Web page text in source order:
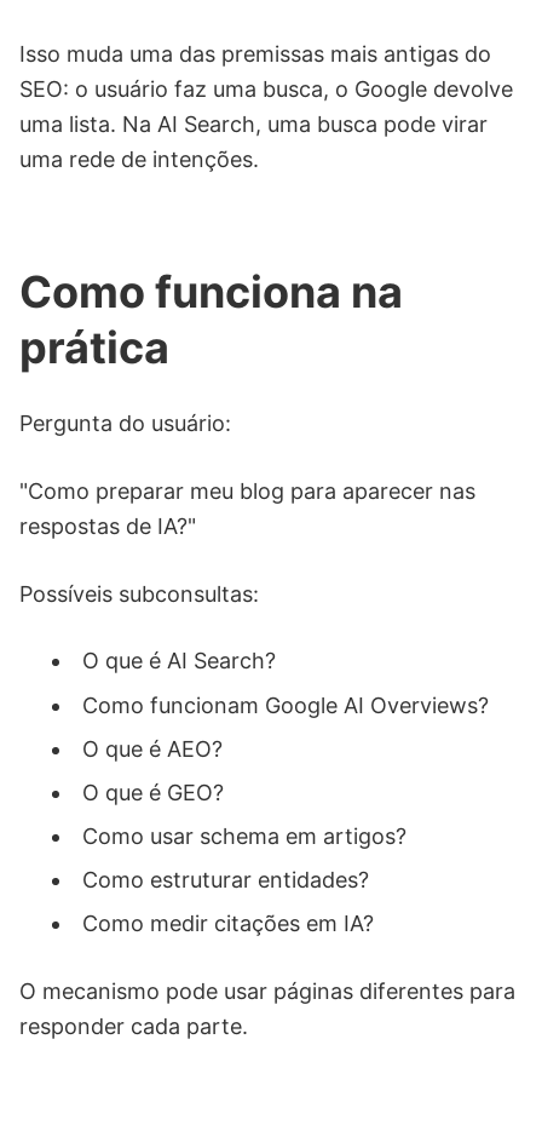
Isso muda uma das premissas mais antigas do
SEO: o usuário faz uma busca, o Google devolve
uma lista. Na AI Search, uma busca pode virar
uma rede de intenções.
Como funciona na
prática
Pergunta do usuário:
"Como preparar meu blog para aparecer nas
respostas de IA?"
Possíveis subconsultas:
O que é AI Search?
Como funcionam Google AI Overviews?
O que é AEO?
O que é GEO?
Como usar schema em artigos?
Como estruturar entidades?
Como medir citações em IA?
O mecanismo pode usar páginas diferentes para
responder cada parte.